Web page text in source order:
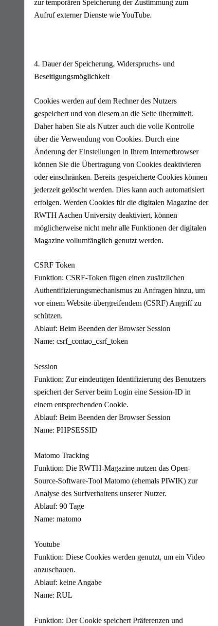
zur temporären Speicherung der Zustimmung zum
Aufruf externer Dienste wie YouTube.
4. Dauer der Speicherung, Widerspruchs- und
Beseitigungsmöglichkeit
Cookies werden auf dem Rechner des Nutzers
gespeichert und von diesem an die Seite übermittelt.
Daher haben Sie als Nutzer auch die volle Kontrolle
über die Verwendung von Cookies. Durch eine
Änderung der Einstellungen in Ihrem Internetbrowser
können Sie die Übertragung von Cookies deaktivieren
oder einschränken. Bereits gespeicherte Cookies können
jederzeit gelöscht werden. Dies kann auch automatisiert
erfolgen. Werden Cookies für die digitalen Magazine der
RWTH Aachen University deaktiviert, können
möglicherweise nicht mehr alle Funktionen der digitalen
Magazine vollumfänglich genutzt werden.
CSRF Token
Funktion: CSRF-Token fügen einen zusätzlichen
Authentifizierungsmechanismus zu Anfragen hinzu, um
vor einem Website-übergreifendem (CSRF) Angriff zu
schützen.
Ablauf: Beim Beenden der Browser Session
Name: csrf_contao_csrf_token
Session
Funktion: Zur eindeutigen Identifizierung des Benutzers
speichert der Server beim Login eine Session-ID in
einem entsprechenden Cookie.
Ablauf: Beim Beenden der Browser Session
Name: PHPSESSID
Matomo Tracking
Funktion: Die RWTH-Magazine nutzen das Open-
Source-Software-Tool Matomo (ehemals PIWIK) zur
Analyse des Surfverhaltens unserer Nutzer.
Ablauf: 90 Tage
Name: matomo
Youtube
Funktion: Diese Cookies werden genutzt, um ein Video
anzuschauen.
Ablauf: keine Angabe
Name: RUL
Funktion: Der Cookie speichert Präferenzen und